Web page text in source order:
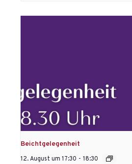
Beichtgelegenheit
12. August um 17:30 - 18:30